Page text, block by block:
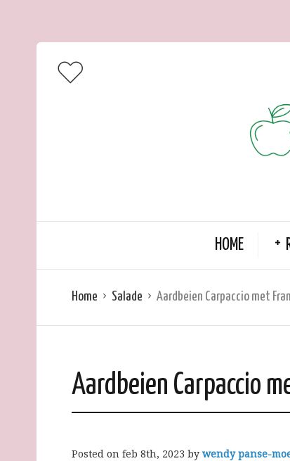
HOME
Home Salade Aardbeien Carpaccio met
Aardbeien Carpaccio
Posted on feb 8th, 2023 by wendy panse-